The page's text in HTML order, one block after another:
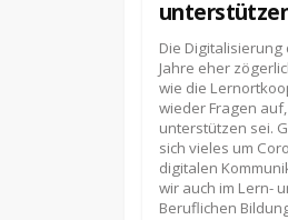
Die
Jahre eher
wie die
wieder Fragen
unterstützen sei.
sich vieles um
digitalen
wir auch im Lern-
Beruflichen